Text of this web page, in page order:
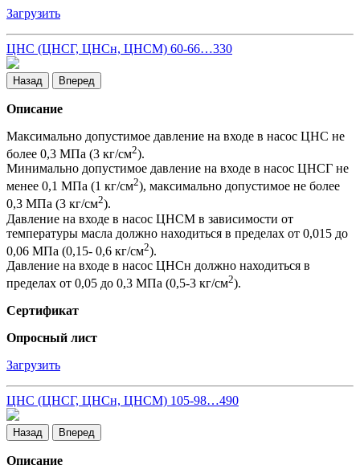
Загрузить
ЦНС (ЦНСГ, ЦНСн, ЦНСМ) 60-66…330
Назад Вперед
Описание
Максимально допустимое давление на входе в насос ЦНС не
более 0,3 МПа (3 кг/см2).
Минимально допустимое давление на входе в насос ЦНСГ не
менее 0,1 МПа (1 кг/см2), максимально допустимое не более
0,3 МПа (3 кг/см2).
Давление на входе в насос ЦНСМ в зависимости от
температуры масла должно находиться в пределах от 0,015 до
0,06 МПа (0,15- 0,6 кг/см2).
Давление на входе в насос ЦНСн должно находиться в
пределах от 0,05 до 0,3 МПа (0,5-3 кг/см2).
Сертификат
Опросный лист
Загрузить
ЦНС (ЦНСГ, ЦНСн, ЦНСМ) 105-98…490
Назад Вперед
Описание